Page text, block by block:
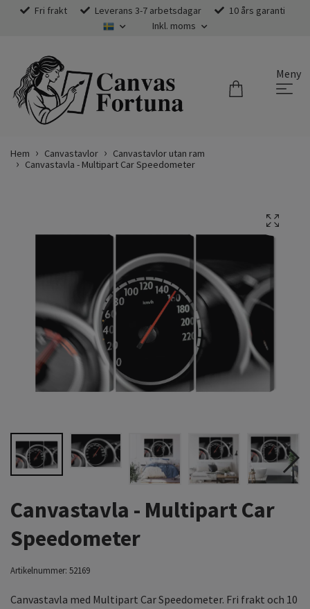
Fri frakt Leverans 3-7 arbetsdagar
10 års garanti
Inkl. moms
Meny
Hem Canvastavlor
Canvastavlor utan ram
Canvastavla - Multipart Car Speedometer
Canvastavla - Multipart Car
Speedometer
Artikelnummer: 52169
Canvastavla med Multipart Car Speedometer. Fri frakt och 10